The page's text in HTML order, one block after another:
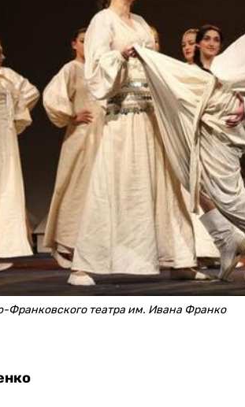
Франковского театра им. Ивана Франко